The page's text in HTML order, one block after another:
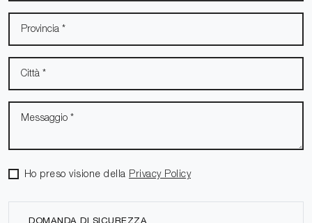
Ho preso visione della Privacy Policy
DOMANDA DI SICUREZZA